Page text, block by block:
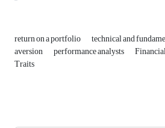
return on a portfolio technical and
aversion performance analysts
Traits